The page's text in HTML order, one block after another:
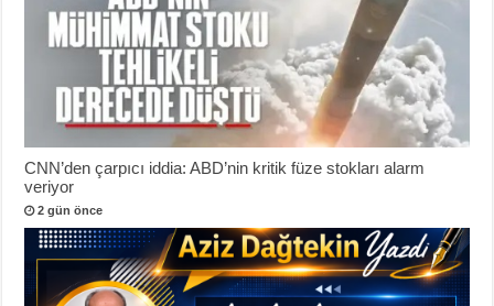
CNN’den çarpıcı iddia: ABD’nin kritik füze stokları alarm
veriyor
2 gün önce